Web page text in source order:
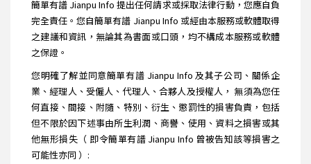
簡單有譜 Jianpu Info 提出任何請求或採取法律行動，您應自負
完全責任。您自簡單有譜 Jianpu Info 或經由本服務或軟體取得
之建議和資訊，無論其為書面或口頭，均不構成本服務或軟體
之保證。
您明確了解並同意簡單有譜 Jianpu Info 及其子公司、關係企
業、經理人、受僱人、代理人、合夥人及授權人， 無須為您任
何直接、間接、附隨、特別、衍生、懲罰性的損害負責，包括
但不限於因下述事由所生利潤、商譽、使用、資料之損害或其
他無形損失（ 即令簡單有譜 Jianpu Info 曾被告知該等損害之
可能性亦同 ）: